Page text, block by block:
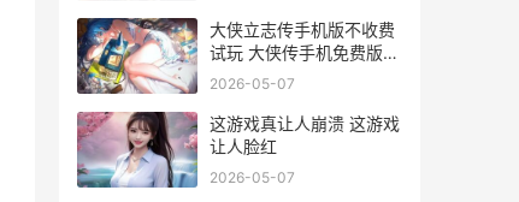
大侠立志传手机版不收费
试玩 大侠传手机免费版下
载
2026-05-07
这游戏真让人崩溃 这游戏
让人脸红
2026-05-07